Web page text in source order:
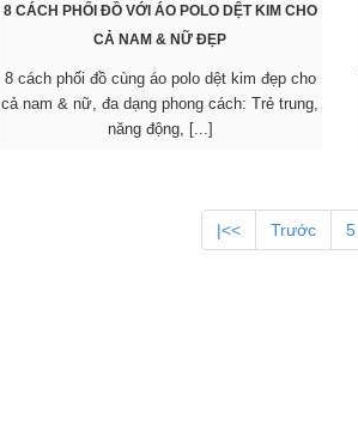
8 CÁCH PHỐI ĐỒ VỚI ÁO POLO DỆT KIM CHO
CẢ NAM & NỮ ĐẸP
8 cách phối đồ cùng áo polo dệt kim đẹp cho
cả nam & nữ, đa dạng phong cách: Trẻ trung,
năng động, [...]
|<< Trước 5